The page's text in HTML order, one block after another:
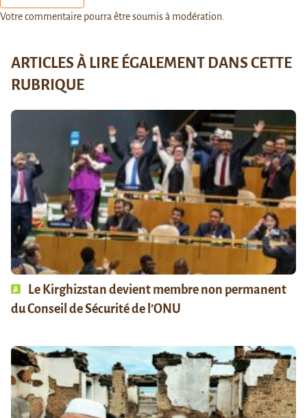
Votre commentaire pourra être soumis à modération.
ARTICLES À LIRE ÉGALEMENT DANS CETTE
RUBRIQUE
Le Kirghizstan devient membre non permanent
du Conseil de Sécurité de l’ONU